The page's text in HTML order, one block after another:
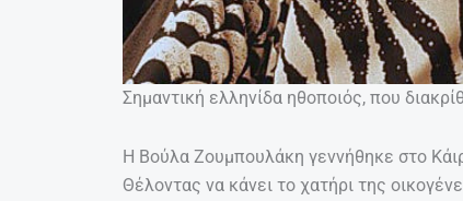
Σημαντική ελληνίδα ηθοποιός, που
Η Βούλα Ζουμπουλάκη γεννήθηκε στο
Θέλοντας να κάνει το χατήρι της